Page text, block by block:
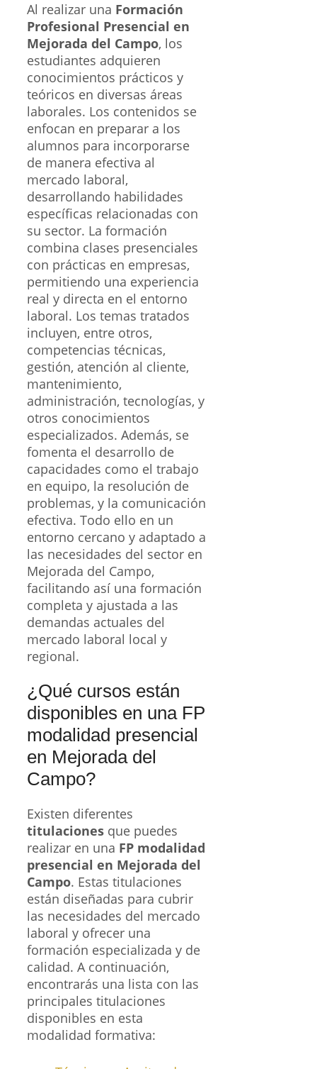
Al realizar una Formación
Profesional Presencial en
Mejorada del Campo, los
estudiantes adquieren
conocimientos prácticos y
teóricos en diversas áreas
laborales. Los contenidos se
enfocan en preparar a los
alumnos para incorporarse
de manera efectiva al
mercado laboral,
desarrollando habilidades
específicas relacionadas con
su sector. La formación
combina clases presenciales
con prácticas en empresas,
permitiendo una experiencia
real y directa en el entorno
laboral. Los temas tratados
incluyen, entre otros,
competencias técnicas,
gestión, atención al cliente,
mantenimiento,
administración, tecnologías, y
otros conocimientos
especializados. Además, se
fomenta el desarrollo de
capacidades como el trabajo
en equipo, la resolución de
problemas, y la comunicación
efectiva. Todo ello en un
entorno cercano y adaptado a
las necesidades del sector en
Mejorada del Campo,
facilitando así una formación
completa y ajustada a las
demandas actuales del
mercado laboral local y
regional.
¿Qué cursos están
disponibles en una FP
modalidad presencial
en Mejorada del
Campo?
Existen diferentes
titulaciones que puedes
realizar en una FP modalidad
presencial en Mejorada del
Campo. Estas titulaciones
están diseñadas para cubrir
las necesidades del mercado
laboral y ofrecer una
formación especializada y de
calidad. A continuación,
encontrarás una lista con las
principales titulaciones
disponibles en esta
modalidad formativa: